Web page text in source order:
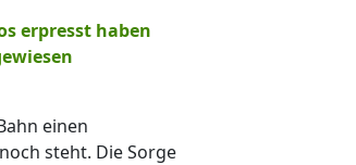
erpresst haben
einen
steht. Die Sorge